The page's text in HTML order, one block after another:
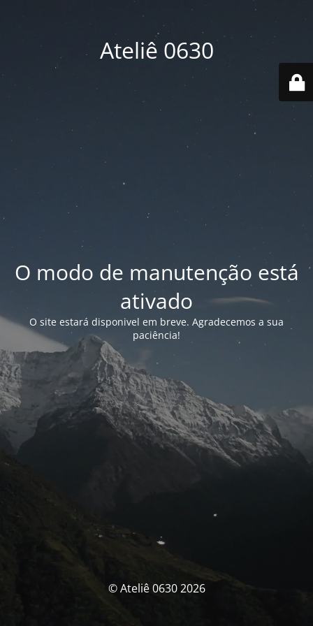
Ateliê 0630
O modo de manutenção está
ativado
O site estará disponivel em breve. Agradecemos a sua
paciência!
© Ateliê 0630 2026